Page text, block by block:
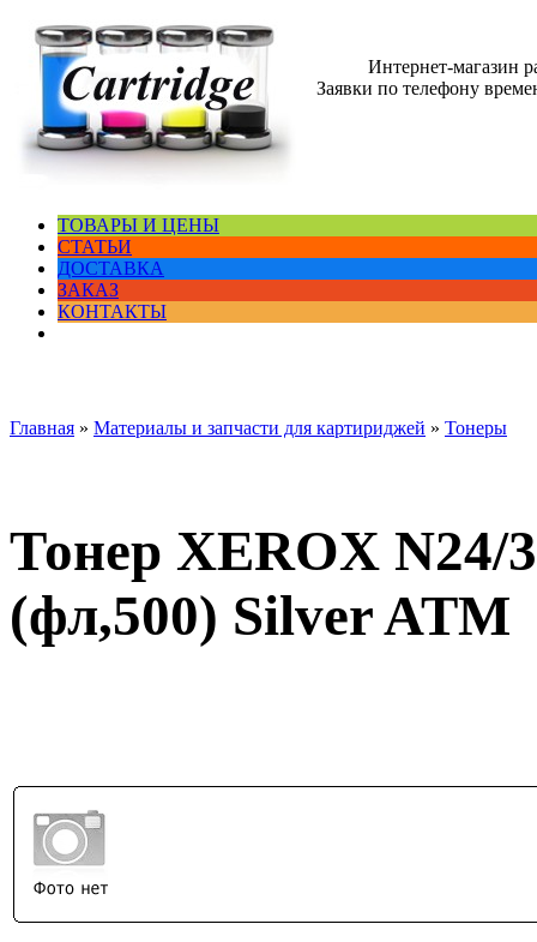
Интернет-магазин
Заявки по телефону
ТОВАРЫ И ЦЕНЫ
СТАТЬИ
ДОСТАВКА
ЗАКАЗ
КОНТАКТЫ
Главная » Материалы и запчасти для картириджей » Тонеры
Тонер XEROX N24/
(фл,500) Silver ATM